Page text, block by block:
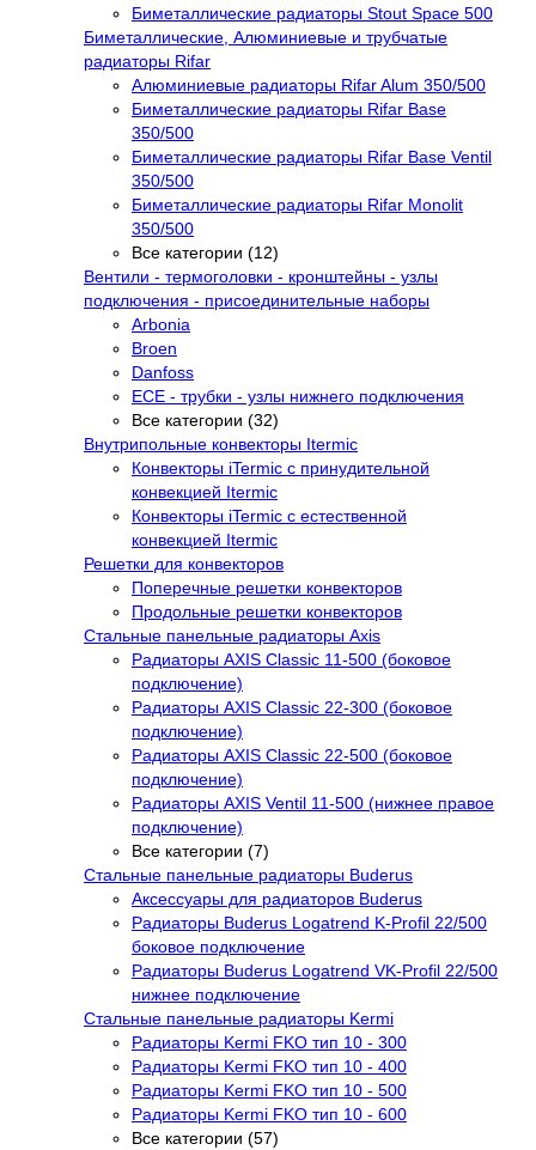
Биметаллические радиаторы Stout Space 500
Биметаллические, Алюминиевые и трубчатые
радиаторы Rifar
Алюминиевые радиаторы Rifar Alum 350/500
Биметаллические радиаторы Rifar Base
350/500
Биметаллические радиаторы Rifar Base Ventil
350/500
Биметаллические радиаторы Rifar Monolit
350/500
Все категории (12)
Вентили - термоголовки - кронштейны - узлы
подключения - присоединительные наборы
Arbonia
Broen
Danfoss
ECE - трубки - узлы нижнего подключения
Все категории (32)
Внутрипольные конвекторы Itermic
Конвекторы iTermic c принудительной
конвекцией Itermic
Конвекторы iTermic с естественной
конвекцией Itermic
Решетки для конвекторов
Поперечные решетки конвекторов
Продольные решетки конвекторов
Стальные панельные радиаторы Axis
Радиаторы AXIS Classic 11-500 (боковое
подключение)
Радиаторы AXIS Classic 22-300 (боковое
подключение)
Радиаторы AXIS Classic 22-500 (боковое
подключение)
Радиаторы AXIS Ventil 11-500 (нижнее правое
подключение)
Все категории (7)
Стальные панельные радиаторы Buderus
Аксессуары для радиаторов Buderus
Радиаторы Buderus Logatrend K-Profil 22/500
боковое подключение
Радиаторы Buderus Logatrend VK-Profil 22/500
нижнее подключение
Стальные панельные радиаторы Kermi
Радиаторы Kermi FKO тип 10 - 300
Радиаторы Kermi FKO тип 10 - 400
Радиаторы Kermi FKO тип 10 - 500
Радиаторы Kermi FKO тип 10 - 600
Все категории (57)